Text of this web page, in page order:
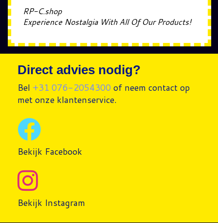
RP-C.shop
Experience Nostalgia With All Of Our Products!
Direct advies nodig?
Bel +31 076-2054300 of neem contact op
met onze klantenservice.
Bekijk Facebook
Bekijk Instagram